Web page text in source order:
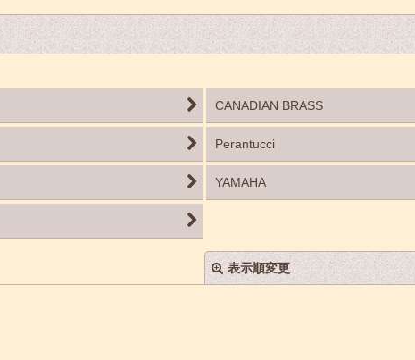
CANADIAN BRASS
Perantucci
YAMAHA
表示順変更